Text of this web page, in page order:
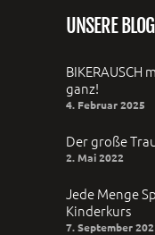
UNSERE
BIKERAUSCH
ganz!
4. Februar 2025
Der große
2. Mai 2022
Jede Menge
Kinderkurs
7. September